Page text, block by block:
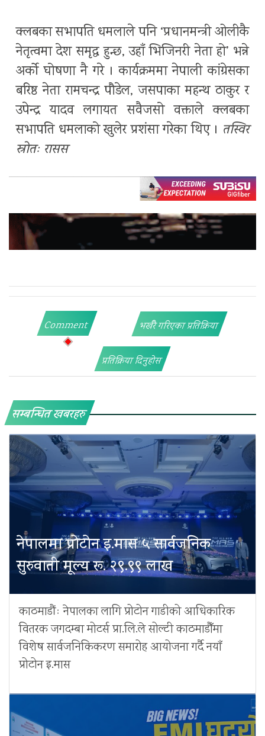
क्लबका सभापति धमलाले पनि ‘प्रधानमन्त्री ओलीकै
नेतृत्वमा देश समृद्ध हुन्छ, उहाँ भिजिनरी नेता हो’ भन्ने
अर्को घोषणा नै गरे । कार्यक्रममा नेपाली कांग्रेसका
बरिष्ठ नेता रामचन्द्र पौडेल, जसपाका महन्थ ठाकुर र
उपेन्द्र यादव लगायत सवैजसो वक्ताले क्लबका
सभापति धमलाको खुलेर प्रशंसा गरेका थिए । तस्विर
स्रोतः रासस
Comment भर्खरै गरिएका प्रतिक्रिया
प्रतिक्रिया दिनुहोस
सम्बन्धित खबरहरु
नेपालमा प्रोटोन इ.मास ५ सार्वजनिक
सुरुवाती मूल्य रू. २९.९९ लाख
काठमाडौंः नेपालका लागि प्रोटोन गाडीको आधिकारिक
वितरक जगदम्बा मोटर्स प्रा.लि.ले सोल्टी काठमाडौँमा
विशेष सार्वजनिकिकरण समारोह आयोजना गर्दै नयाँ
प्रोटोन इ.मास